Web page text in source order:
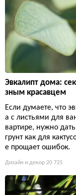
Эвкалипт дома:
зным красавцем
Если думаете, что
а с листьями для
вартире, нужно
грунт как для
е прощает ошибок.
Дизайн и декор 20 725